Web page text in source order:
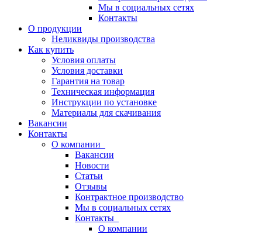
Мы в социальных сетях
Контакты
О продукции
Неликвиды производства
Как купить
Условия оплаты
Условия доставки
Гарантия на товар
Техническая информация
Инструкции по установке
Материалы для скачивания
Вакансии
Контакты
О компании
Вакансии
Новости
Статьи
Отзывы
Контрактное производство
Мы в социальных сетях
Контакты
О компании